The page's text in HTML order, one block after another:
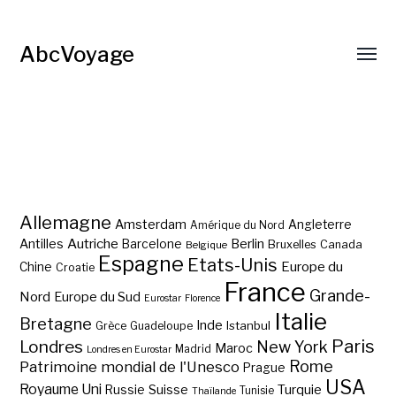
AbcVoyage
Allemagne Amsterdam Amérique du Nord Angleterre
Antilles Autriche Barcelone Belgique Berlin Bruxelles Canada
Chine Croatie Espagne Etats-Unis Europe du
Nord Europe du Sud Eurostar Florence France Grande-
Bretagne Grèce Guadeloupe Inde Istanbul Italie
Londres Londres en Eurostar Madrid Maroc New York Paris
Patrimoine mondial de l'Unesco Prague Rome
Royaume Uni Russie Suisse Thaïlande Tunisie Turquie USA